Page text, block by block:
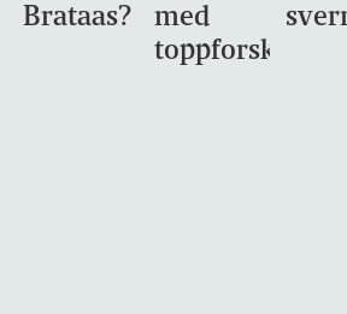
Brataas?
med
toppforskning